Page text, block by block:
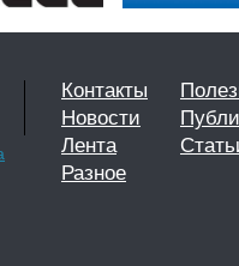
Контакты
Новости
Лента
Разное